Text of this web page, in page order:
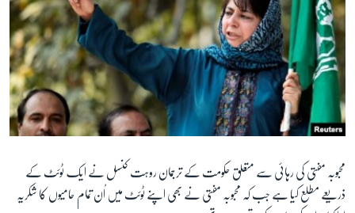
محبوبہ مفتی کی رہائی سے متعلق حکومت کے ترجمان روہت کنسل نے ایک ٹوئٹ کے
ذریعے مطلع کیا ہے جب کہ محبوبہ مفتی نے بھی اپنے ٹوئٹ میں اُن تمام حامیوں کا شکریہ